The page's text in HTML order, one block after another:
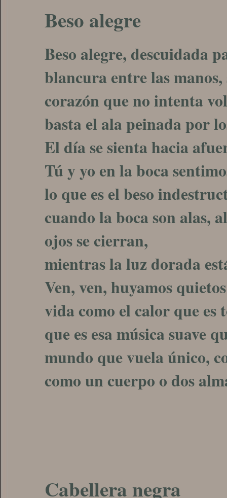
Beso alegre
Beso alegre, descuidada
blancura entre las
corazón que no intenta
basta el ala peinada por
El día se sienta hacia
Tú y yo en la boca
lo que es el beso
cuando la boca son alas,
ojos se cierran,
mientras la luz dorada
Ven, ven, huyamos
vida como el calor que es
que es esa música suave
mundo que vuela único,
como un cuerpo o dos
Cabellera negra